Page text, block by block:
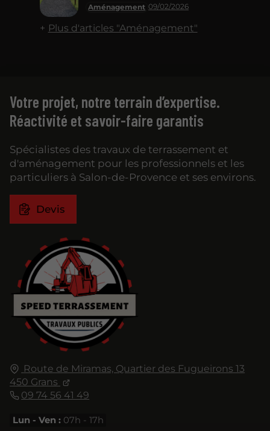
Aménagement 09/02/2026
Plus d'articles "Aménagement"
Route de Miramas, Quartier des Fugueirons 13
450 Grans
09 74 56 41 49
Lun - Ven : 07h - 17h
Votre projet, notre terrain d’expertise.
Réactivité et savoir-faire garantis
Spécialistes des travaux de terrassement et
d'aménagement pour les professionnels et les
particuliers à Salon-de-Provence et ses environs.
Devis